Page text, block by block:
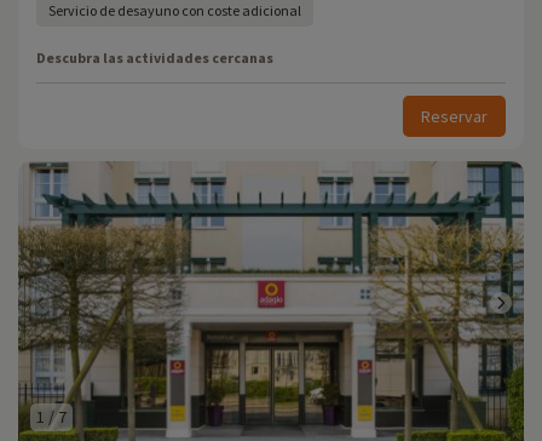
Servicio de desayuno con coste adicional
Descubra las actividades cercanas
Reservar
1 /7